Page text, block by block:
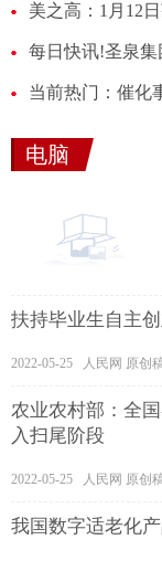
美之高：1月12
电脑
扶持毕业生自主
2022-05-25 人民网 原创
农业农村部：全
入扫尾阶段
2022-05-25 人民网 原创
我国数字适老化